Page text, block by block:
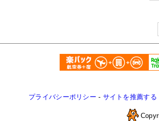
プライバシーポリシー - サイトを推薦する